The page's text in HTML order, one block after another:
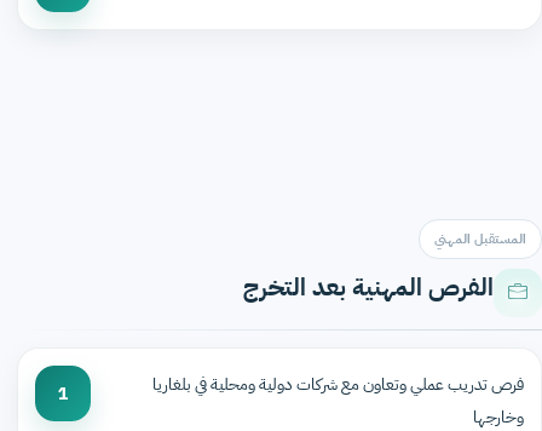
المستقبل المهني
الفرص المهنية بعد التخرج
فرص تدريب عملي وتعاون مع شركات دولية ومحلية في بلغاريا
وخارجها
1